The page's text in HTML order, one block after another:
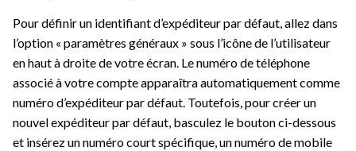
Pour définir un identifiant d’expéditeur par défaut, allez dans
l’option « paramètres généraux » sous l’icône de l’utilisateur
en haut à droite de votre écran. Le numéro de téléphone
associé à votre compte apparaîtra automatiquement comme
numéro d’expéditeur par défaut. Toutefois, pour créer un
nouvel expéditeur par défaut, basculez le bouton ci-dessous
et insérez un numéro court spécifique, un numéro de mobile